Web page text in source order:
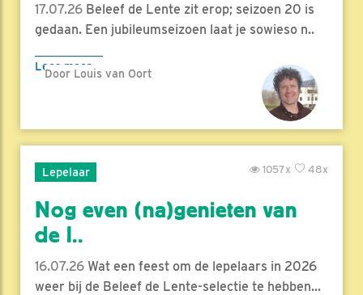
17.07.26 Beleef de Lente zit erop; seizoen 20 is
gedaan. Een jubileumseizoen laat je sowieso n..
Lees meer
Door Louis van Oort
Lepelaar 48x
1057x
Nog even (na)genieten van
de l..
16.07.26 Wat een feest om de lepelaars in 2026
weer bij de Beleef de Lente-selectie te hebben...